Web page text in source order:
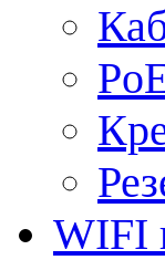
WIFI